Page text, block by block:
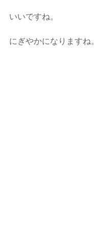
いいですね。
にぎやかになりますね。